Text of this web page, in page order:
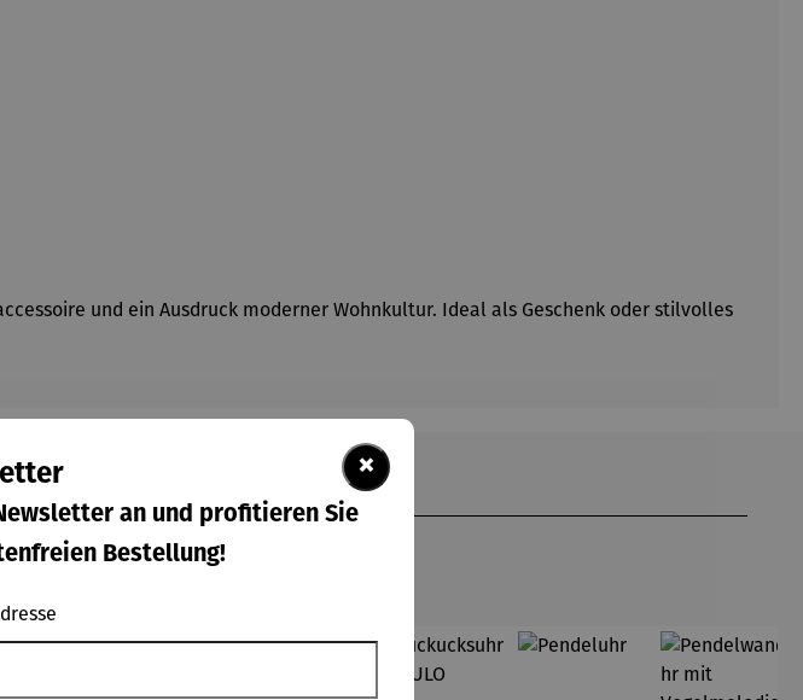
und ein Ausdruck moderner Wohnkultur. Ideal als Geschenk oder stilvolles
auch
×
an und profitieren Sie
Bestellung!